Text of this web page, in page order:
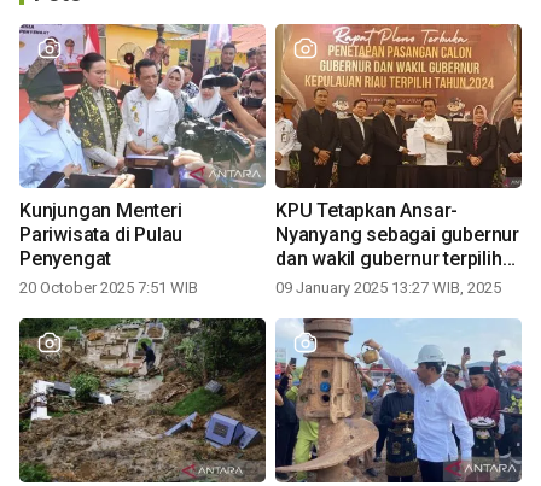
Kunjungan Menteri
Pariwisata di Pulau
Penyengat
20 October 2025 7:51 WIB
KPU Tetapkan Ansar-
Nyanyang sebagai gubernur
dan wakil gubernur terpilih
periode 2025-2030
09 January 2025 13:27 WIB, 2025